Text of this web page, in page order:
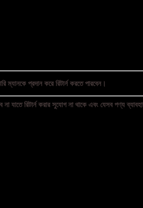
ম্যানকে প্রদান করে রিটার্ন করতে পারবেন।
রিটার্ন করার সুযোগ না থাকে এবং যেসব পণ্য